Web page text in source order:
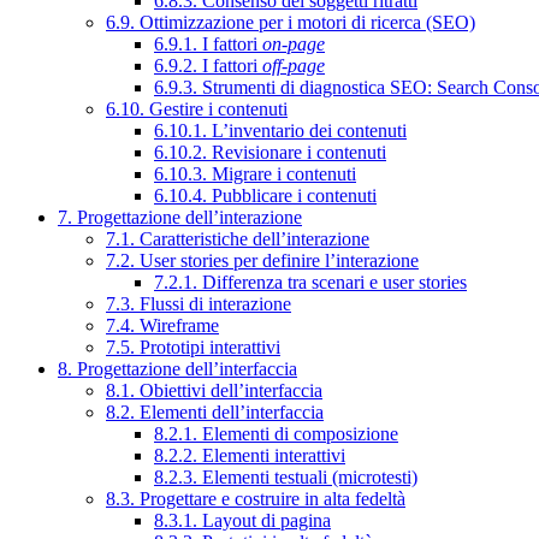
6.9. Ottimizzazione per i motori di ricerca (SEO)
6.9.1. I fattori on-page
6.9.2. I fattori off-page
6.9.3. Strumenti di diagnostica SEO: Search
6.10. Gestire i contenuti
6.10.1. L’inventario dei contenuti
6.10.2. Revisionare i contenuti
6.10.3. Migrare i contenuti
6.10.4. Pubblicare i contenuti
7. Progettazione dell’interazione
7.1. Caratteristiche dell’interazione
7.2. User stories per definire l’interazione
7.2.1. Differenza tra scenari e user stories
7.3. Flussi di interazione
7.4. Wireframe
7.5. Prototipi interattivi
8. Progettazione dell’interfaccia
8.1. Obiettivi dell’interfaccia
8.2. Elementi dell’interfaccia
8.2.1. Elementi di composizione
8.2.2. Elementi interattivi
8.2.3. Elementi testuali (microtesti)
8.3. Progettare e costruire in alta fedeltà
8.3.1. Layout di pagina